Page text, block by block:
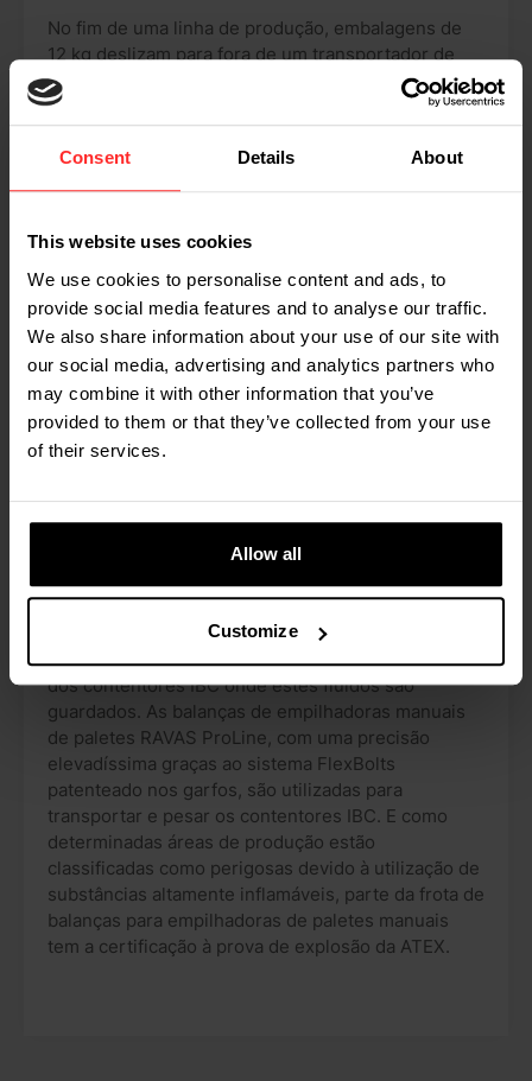
Consent Details About
This website uses cookies
We use cookies to personalise content and ads, to
provide social media features and to analyse our traffic.
We also share information about your use of our site with
our social media, advertising and analytics partners who
may combine it with other information that you’ve
provided to them or that they’ve collected from your use
of their services.
Allow all
Customize
No fim de uma linha de produção, embalagens de
12 kg deslizam para fora de um transportador de
rolos. São acondicionadas em grades de plástico
grandes, 50 embalagens em cada grade. As
empilhadoras especiais da Toyota com mastro
retrátil não só empilham as caixas para expedição,
mas também as pesam para verificar se a entrega
efeito, as empilhadoras mecânicas estão equipadas
comércio. O visor do sistema iForks mostra o peso
exato da grade sobre os garfos.
As empilhadoras também pesam restos de
materiais que são produtos derivados do processo
de produção. Estes materiais podem ser
reutilizados na produção, sendo pesados para
transportados de volta para o armazém.
Num edifício no outro lado das instalações da 3M
são produzidos fluidos inertes para arrefecimento e
limpeza de sistemas eletrónicos. Estes "fluidos de
engenharia" representam um valor elevado, motivo
pelo qual é feito um controlo meticuloso do peso
dos contentores IBC onde estes fluidos são
guardados. As balanças de empilhadoras manuais
de paletes RAVAS ProLine, com uma precisão
elevadíssima graças ao sistema FlexBolts
patenteado nos garfos, são utilizadas para
transportar e pesar os contentores IBC. E como
determinadas áreas de produção estão
classificadas como perigosas devido à utilização de
substâncias altamente inflamáveis, parte da frota de
balanças para empilhadoras de paletes manuais
tem a certificação à prova de explosão da ATEX.